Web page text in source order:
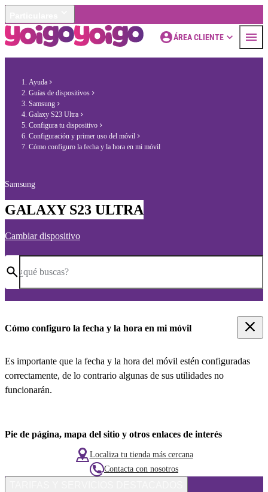
ÁREA CLIENTE
Ayuda
Guías de dispositivos
Samsung
Galaxy S23 Ultra
Configura tu dispositivo
Configuración y primer uso del móvil
Cómo configuro la fecha y la hora en mi móvil
Samsung
GALAXY S23 ULTRA
Cambiar dispositivo
¿qué buscas?
Cómo configuro la fecha y la hora en mi móvil
Es importante que la fecha y la hora del móvil estén configuradas
correctamente, de lo contrario algunas de sus utilidades no
funcionarán.
Pie de página, mapa del sitio y otros enlaces de interés
Localiza tu tienda más cercana
Contacta con nosotros